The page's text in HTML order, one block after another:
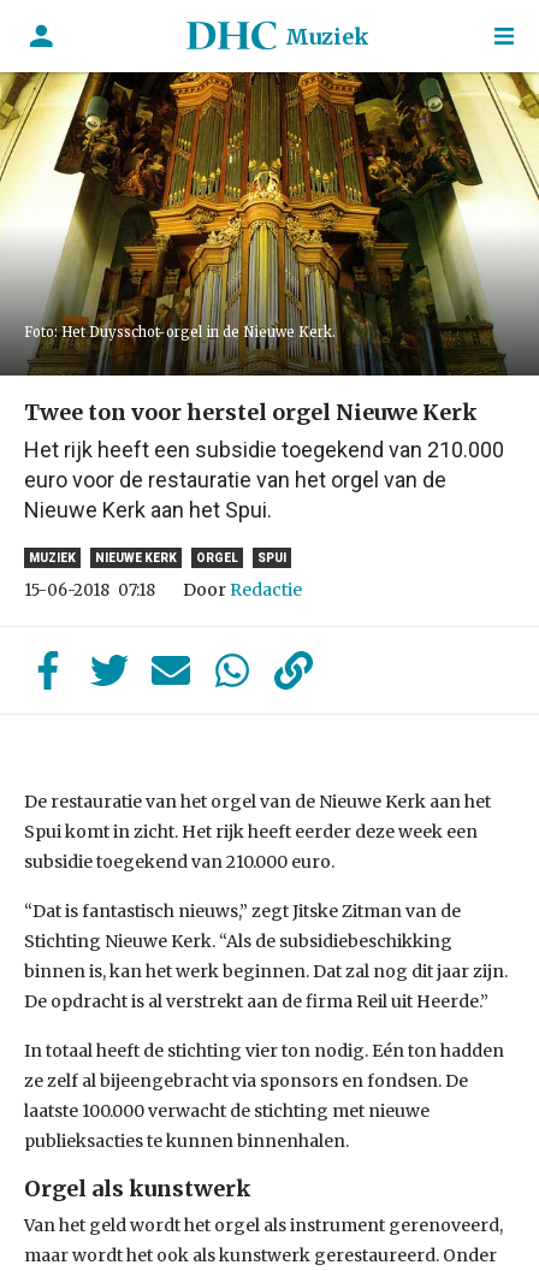
Muziek
Foto: Het Duysschot-orgel in de Nieuwe Kerk.
Twee ton voor herstel orgel Nieuwe Kerk
Het rijk heeft een subsidie toegekend van 210.000
euro voor de restauratie van het orgel van de
Nieuwe Kerk aan het Spui.
MUZIEK NIEUWE KERK ORGEL SPUI
15-06-2018 07:18 DoorRedactie
De restauratie van het orgel van de Nieuwe Kerk aan het
Spui komt in zicht. Het rijk heeft eerder deze week een
subsidie toegekend van 210.000 euro.
“Dat is fantastisch nieuws,” zegt Jitske Zitman van de
Stichting Nieuwe Kerk. “Als de subsidiebeschikking
binnen is, kan het werk beginnen. Dat zal nog dit jaar zijn.
De opdracht is al verstrekt aan de firma Reil uit Heerde.”
In totaal heeft de stichting vier ton nodig. Eén ton hadden
ze zelf al bijeengebracht via sponsors en fondsen. De
laatste 100.000 verwacht de stichting met nieuwe
publieksacties te kunnen binnenhalen.
Orgel als kunstwerk
Van het geld wordt het orgel als instrument gerenoveerd,
maar wordt het ook als kunstwerk gerestaureerd. Onder